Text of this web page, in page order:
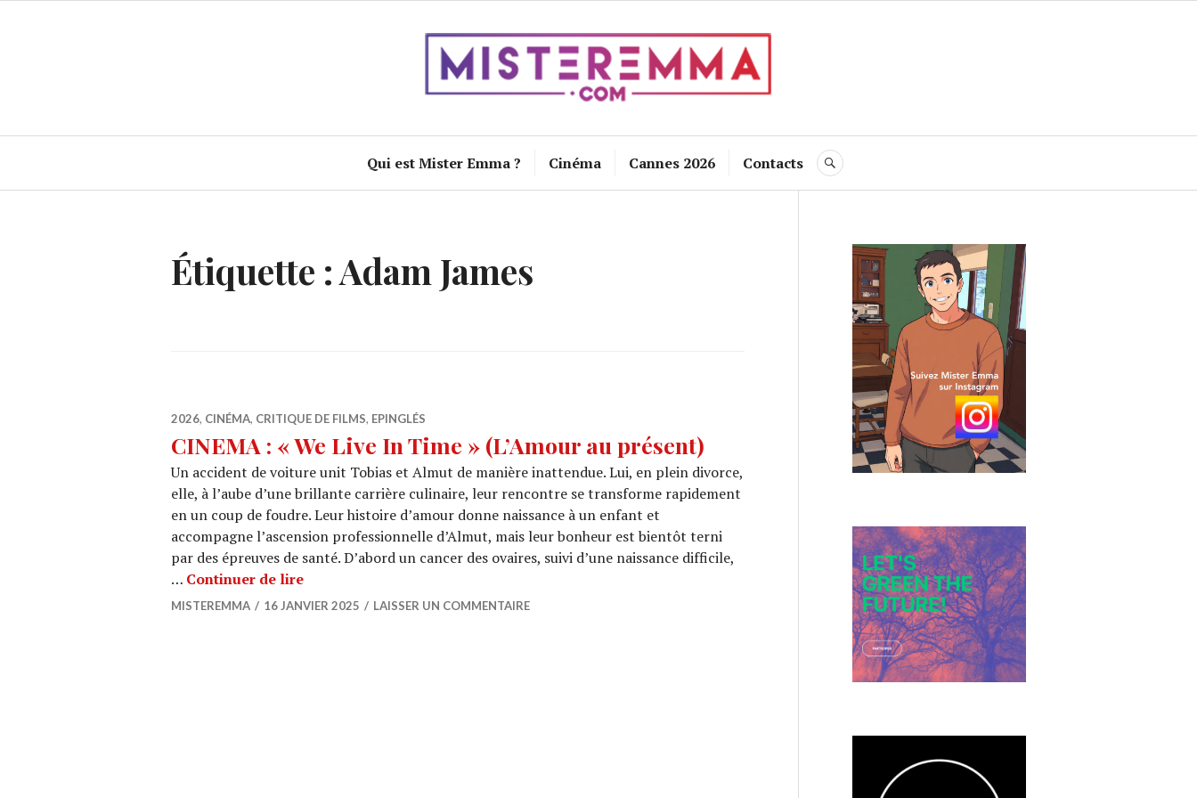
Qui est Mister Emma ? Cinéma Cannes 2026 Contacts RECHERCHE
Étiquette :Adam James
2026, CINÉMA, CRITIQUE DE FILMS, EPINGLÉS
CINEMA : « We Live In Time » (L’Amour au présent)
Un accident de voiture unit Tobias et Almut de manière inattendue. Lui, en plein divorce,
elle, à l’aube d’une brillante carrière culinaire, leur rencontre se transforme rapidement
en un coup de foudre. Leur histoire d’amour donne naissance à un enfant et
accompagne l’ascension professionnelle d’Almut, mais leur bonheur est bientôt terni
par des épreuves de santé. D’abord un cancer des ovaires, suivi d’une naissance difficile,
… Continuer de lireCINEMA : « We Live In Time » (L’Amour au présent)
MISTEREMMA 16 JANVIER 2025 LAISSER UN COMMENTAIRE